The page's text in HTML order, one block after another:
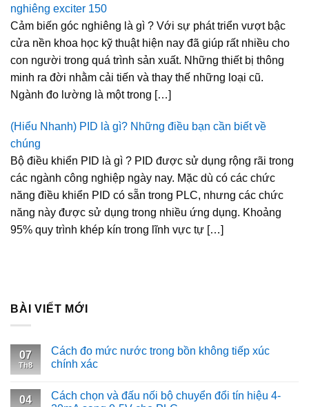
nghiêng exciter 150
Cảm biến góc nghiêng là gì ? Với sự phát triển vượt bậc
cửa nền khoa học kỹ thuật hiện nay đã giúp rất nhiều cho
con người trong quá trình sản xuất. Những thiết bị thông
minh ra đời nhằm cải tiến và thay thế những loại cũ.
Ngành đo lường là một trong […]
(Hiểu Nhanh) PID là gì? Những điều bạn cần biết về
chúng
Bộ điều khiển PID là gì ? PID được sử dụng rộng rãi trong
các ngành công nghiệp ngày nay. Mặc dù có các chức
năng điều khiển PID có sẵn trong PLC, nhưng các chức
năng này được sử dụng trong nhiều ứng dụng. Khoảng
95% quy trình khép kín trong lĩnh vực tự […]
BÀI VIẾT MỚI
07
Th8
Cách đo mức nước trong bồn không tiếp xúc
chính xác
04
Cách chọn và đấu nối bộ chuyển đổi tín hiệu 4-